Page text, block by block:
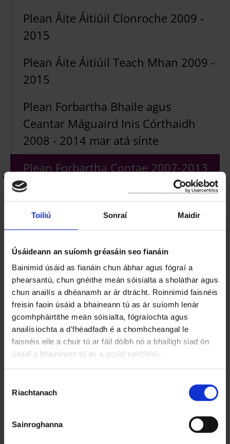
Toiliú Sonraí Maidir
Úsáideann an suíomh gréasáin seo fianáin
Bainimid úsáid as fianáin chun ábhar agus fógraí a
phearsantú, chun gnéithe meán sóisialta a sholáthar agus
chun anailís a dhéanamh ar ár dtrácht. Roinnimid faisnéis
freisin faoin úsáid a bhaineann tú as ár suíomh lenár
gcomhpháirtithe meán sóisialta, fógraíochta agus
anailísíochta a d'fhéadfadh é a chomhcheangal le
faisnéis eile a chuir tú ar fáil dóibh nó a bhailigh siad ón
úsáid a bhaineann tú as a gcuid seirbhísí.
Riachtanach
Sainroghanna
Plean Áite Áitiúil Clonroche 2009 -
2015
Plean Áite Áitiúil Teach Mhan 2009 -
2015
Plean Forbartha Bhaile agus
Ceantar Máguaird Inis Córthaidh
2008 - 2014 mar atá sínte
Plean Forbartha Contae 2007-2013
(Gaeilge)
Plean Forbartha an Chontae 2007-
2013
Plean Baile agus Ceantar Máguaird
Inis Córthaidh 2001 - 2007
Plean Forbartha an Chontae 2001 -
2006
Plean Ceantair Áitiúil Churrach
Chloe 2004
Plean Ceantair Áitiúil Dhún Canann
Plean Baile Ros Nua 2004 -